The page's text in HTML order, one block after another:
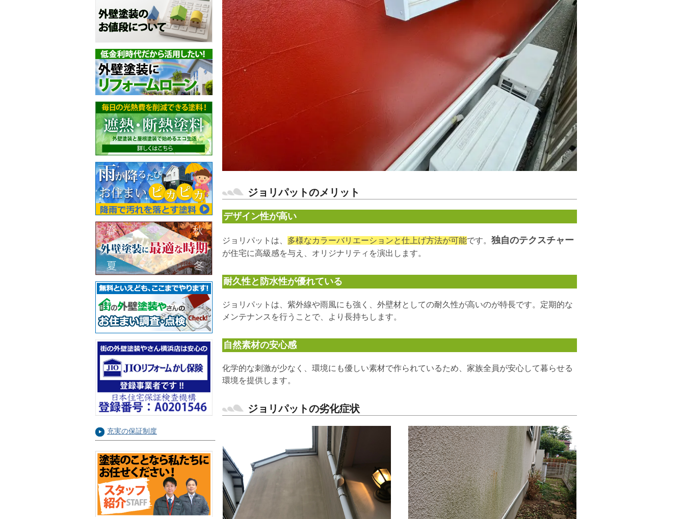
充実の保証制度
ジョリパットのメリット
デザイン性が高い
ジョリパットは、 多様なカラーバリエーションと仕上げ方法が可能です。 独自のテクスチャー
が住宅に高級感を与え、オリジナリティを演出します。
耐久性と防水性が優れている
ジョリパットは、紫外線や雨風にも強く、外壁材としての耐久性が高いのが特長です。定期的な
メンテナンスを行うことで、より長持ちします。
自然素材の安心感
化学的な刺激が少なく、環境にも優しい素材で作られているため、家族全員が安心して暮らせる
環境を提供します。
ジョリパットの劣化症状